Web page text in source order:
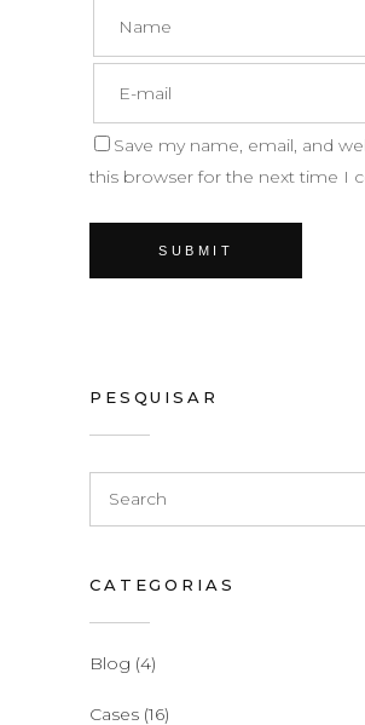
Save my name, email, and
this browser for the next time I
PESQUISAR
CATEGORIAS
Blog (4)
Cases (16)